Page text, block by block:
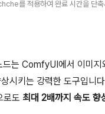
를 적용하여 완료 시간을 단축
는 ComfyUI에서 이미지
시키는 강력한 도구입니
로도 최대 2배까지 속도 향